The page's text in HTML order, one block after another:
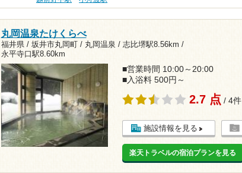
丸岡温泉たけくらべ
福井県 / 坂井市丸岡町 / 丸岡温泉 / 志比堺駅8.56km /
永平寺口駅8.60km
■営業時間 10:00～20:00
■入浴料 500円～
2.7 点 / 4件
施設情報を見る
楽天トラベルの宿泊プランを見る